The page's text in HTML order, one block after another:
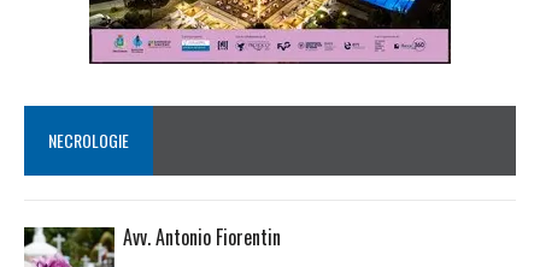
NECROLOGIE
Avv. Antonio Fiorentin